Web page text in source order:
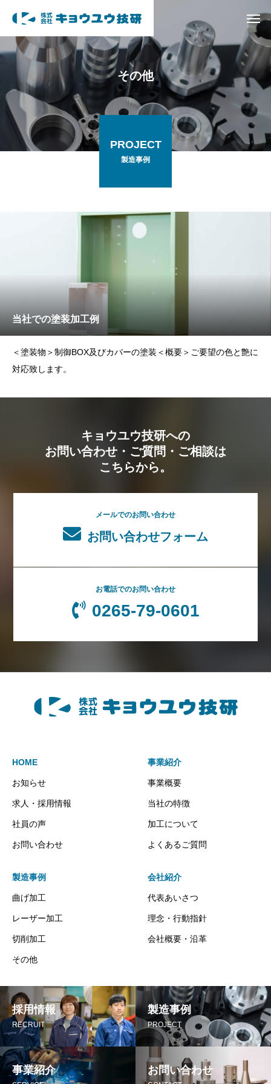
その他
PROJECT
製造事例
当社での塗装加工例
＜塗装物＞制御BOX及びカバーの塗装＜概要＞ご要望の色と艶に
対応致します。
キョウユウ技研への
お問い合わせ・ご質問・ご相談は
こちらから。
メールでのお問い合わせ
お問い合わせフォーム
お電話でのお問い合わせ
0265-79-0601
HOME
お知らせ
求人・採用情報
社員の声
お問い合わせ
事業紹介
事業概要
当社の特徴
加工について
よくあるご質問
製造事例
曲げ加工
レーザー加工
切削加工
その他
会社紹介
代表あいさつ
理念・行動指針
会社概要・沿革
採用情報
RECRUIT
製造事例
PROJECT
事業紹介 お問い合わせ